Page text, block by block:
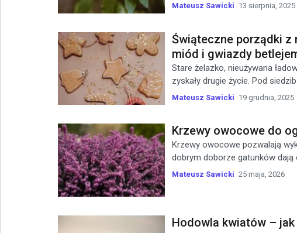
Mateusz Sawicki 13 sierpnia, 2025
Świąteczne porządki z
miód i gwiazdy
Stare żelazko, nieużywana
zyskały drugie życie. Pod
Mateusz Sawicki 19 grudnia, 2025
Krzewy owocowe do
Krzewy owocowe pozwalają
dobrym doborze gatunków dają
Mateusz Sawicki 25 maja, 2026
Hodowla kwiatów – jak